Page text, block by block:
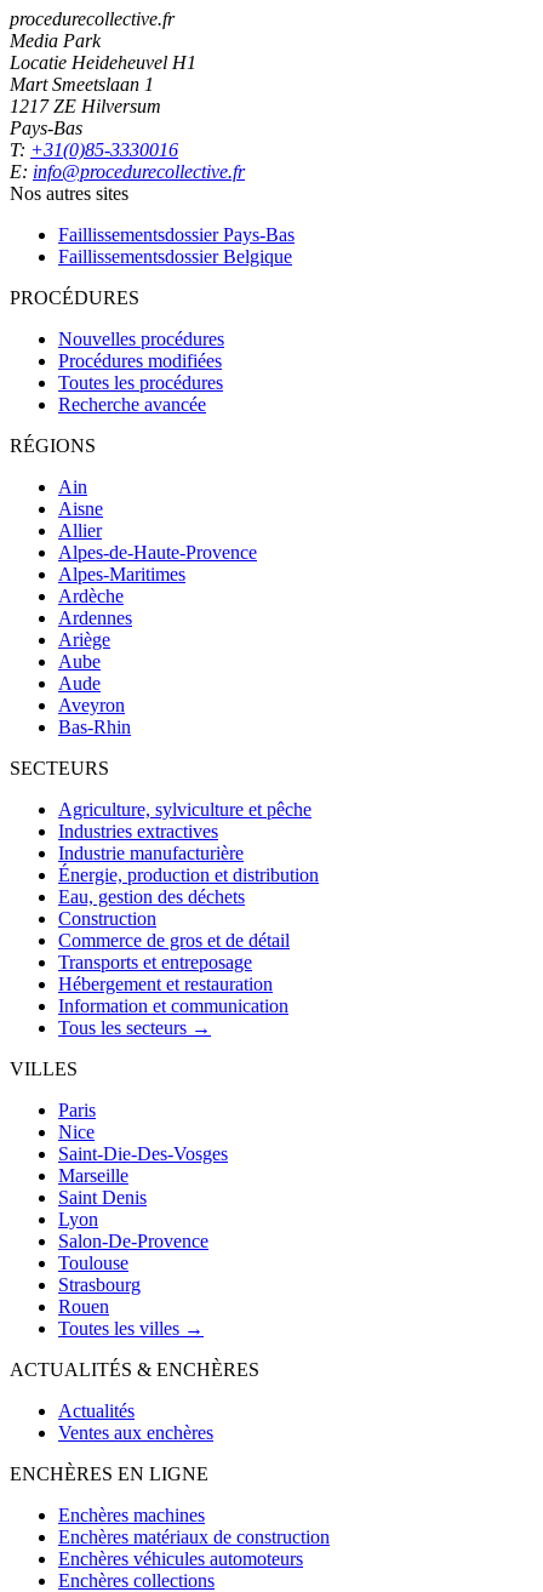
procedurecollective.fr
Media Park
Locatie Heideheuvel H1
Mart Smeetslaan 1
1217 ZE Hilversum
Pays-Bas
T: +31(0)85-3330016
E: info@procedurecollective.fr
Nos autres sites
Faillissementsdossier Pays-Bas
Faillissementsdossier Belgique
PROCÉDURES
Nouvelles procédures
Procédures modifiées
Toutes les procédures
Recherche avancée
RÉGIONS
Ain
Aisne
Allier
Alpes-de-Haute-Provence
Alpes-Maritimes
Ardèche
Ardennes
Ariège
Aube
Aude
Aveyron
Bas-Rhin
SECTEURS
Agriculture, sylviculture et pêche
Industries extractives
Industrie manufacturière
Énergie, production et distribution
Eau, gestion des déchets
Construction
Commerce de gros et de détail
Transports et entreposage
Hébergement et restauration
Information et communication
Tous les secteurs →
VILLES
Paris
Nice
Saint-Die-Des-Vosges
Marseille
Saint Denis
Lyon
Salon-De-Provence
Toulouse
Strasbourg
Rouen
Toutes les villes →
ACTUALITÉS & ENCHÈRES
Actualités
Ventes aux enchères
ENCHÈRES EN LIGNE
Enchères machines
Enchères matériaux de construction
Enchères véhicules automoteurs
Enchères collections